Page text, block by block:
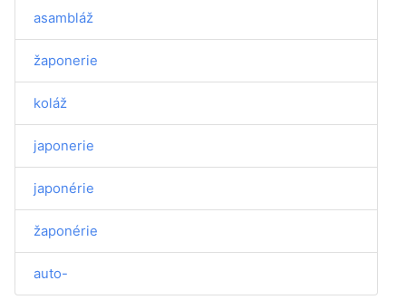
asambláž
žaponerie
koláž
japonerie
japonérie
žaponérie
auto-